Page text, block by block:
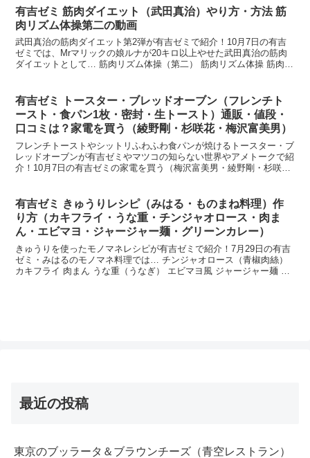
有吉ゼミ 筋肉ダイエット（武田真治）やり方・方法 筋
肉リズム体操第二の動画
武田真治の筋肉ダイエット第2弾が有吉ゼミで紹介！10月7日の有吉
ゼミでは、Mrマリックの娘ルナが20キロ以上やせた武田真治の筋肉
ダイエットとして… 筋肉リズム体操（第二） 筋肉リズム体操 筋肉ア
有吉ゼミ トースター・ブレッドオーブン（フレンチト
ースト・食パン1枚・密封・生トースト）通販・値段・
口コミは？家電を買う（綾野剛・杉咲花・梅沢富美男）
フレンチトーストやシットリふわふわ食パンが焼けるトースター・ブ
レッドオーブンが有吉ゼミやマツコの知らない世界やアメトークで紹
介！10月7日の有吉ゼミの家電を買う（梅沢富美男・綾野剛・杉咲
有吉ゼミ きゅうりレシピ（みはる・ものまね料理）作
り方（カキフライ・うな重・チンジャオロース・肉ま
ん・エビマヨ・ジャージャー麺・グリーンカレー）
きゅうりを使ったモノマネレシピが有吉ゼミで紹介！7月29日の有吉
ゼミ・みはるのモノマネ料理では… チンジャオロース（青椒肉絲）
カキフライ 肉まん うな重（うなぎ） エビマヨ風 ジャージャー麺 グ
最近の投稿
東京のブッラータ＆ブラウンチーズ（青空レストラン）